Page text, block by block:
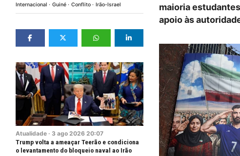
Internacional Guiné Conflito Irão-Israel
Atualidade · 3 ago 2026 20:07
Trump volta a ameaçar Teerão e condiciona
o levantamento do bloqueio naval ao Irão
maioria
apoio às